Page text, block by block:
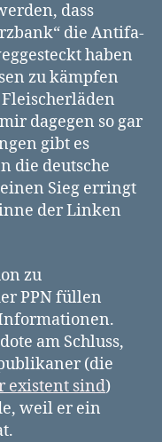
dass
die Antifa-
haben
zu kämpfen
dagegen so gar
gibt es
die deutsche
Sieg erringt
der Linken
zu
PPN füllen
am Schluss,
(die
existent sind)
weil er ein